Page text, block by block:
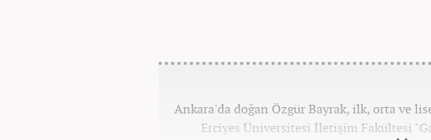
Ankara'da doğan Özgür Bayrak, ilk, orta ve
Erciyes Üniversitesi İletişim Fakültesi